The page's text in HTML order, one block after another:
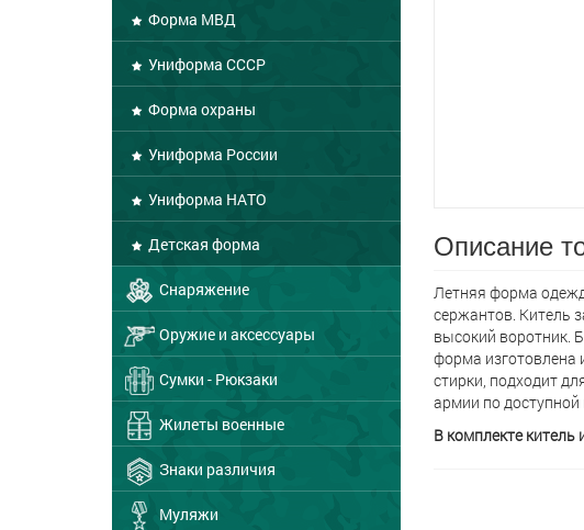
Форма МВД
Униформа СССР
Форма охраны
Униформа России
Униформа НАТО
Детская форма
Снаряжение
Оружие и аксессуары
Сумки - Рюкзаки
Жилеты военные
Знаки различия
Муляжи
Описание
Летняя форма
сержантов. Китель
высокий воротник.
форма изготовлена
стирки, подходит
армии по доступной
В комплекте китель